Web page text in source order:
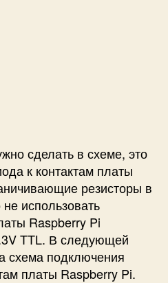
сделать в схеме, это
к контактам платы
резисторы в
использовать
Raspberry Pi
TTL. В следующей
схема подключения
платы Raspberry Pi.